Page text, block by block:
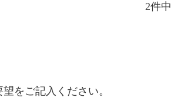
2件中
をご記入ください。